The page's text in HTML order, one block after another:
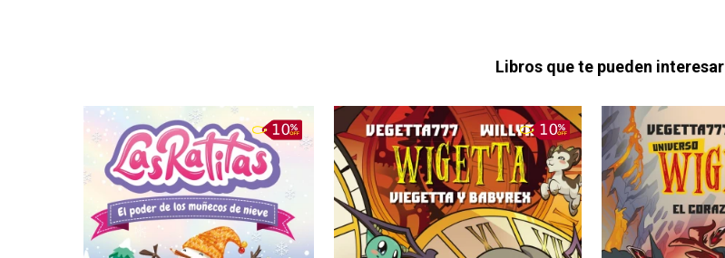
Libros que te pueden interesar